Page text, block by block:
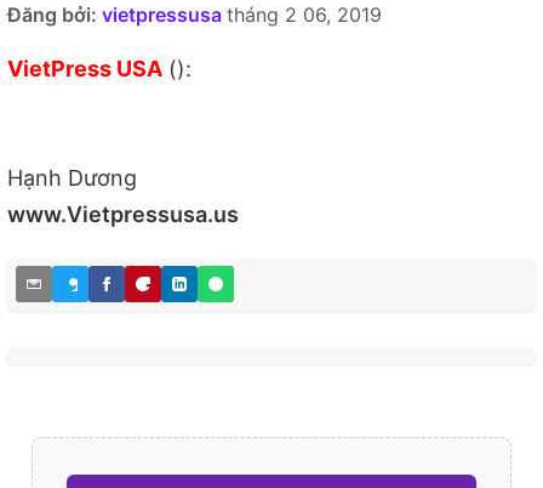
Đăng bởi: vietpressusa tháng 2 06, 2019
VietPress USA ():
Hạnh Dương
www.Vietpressusa.us